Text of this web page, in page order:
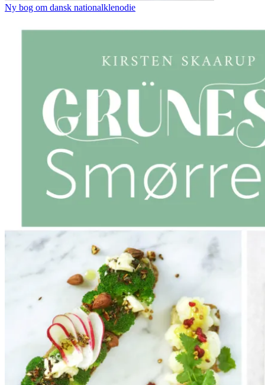
Ny bog om dansk nationalklenodie